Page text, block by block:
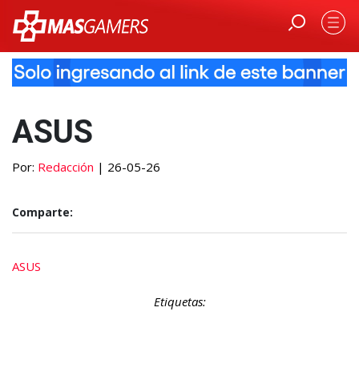
ASUS
Por: Redacción | 26-05-26
Comparte:
ASUS
Etiquetas: